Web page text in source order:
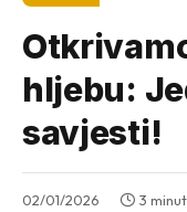
hljebu:
savjesti!
02/01/2026
3